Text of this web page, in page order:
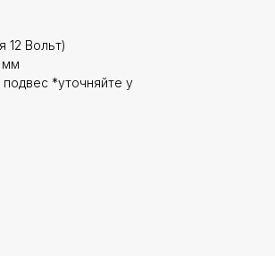
12 Вольт)
мм
подвес *уточняйте у